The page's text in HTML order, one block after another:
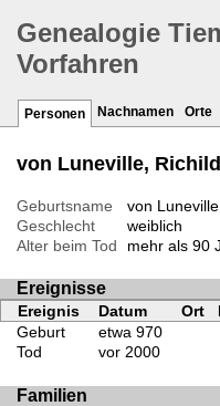
Genealogie
Vorfahren
Personen Nachnamen Orte
von Luneville,
Geburtsname
von
Geschlecht
weiblich
Alter beim Tod
mehr als 90
Ereignisse
Ereignis Datum Ort
Geburt
etwa 970
Tod
vor 2000
Familien